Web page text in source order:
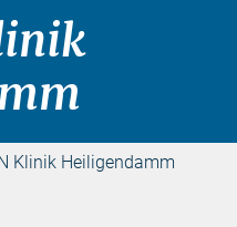
Klinik Heiligendamm